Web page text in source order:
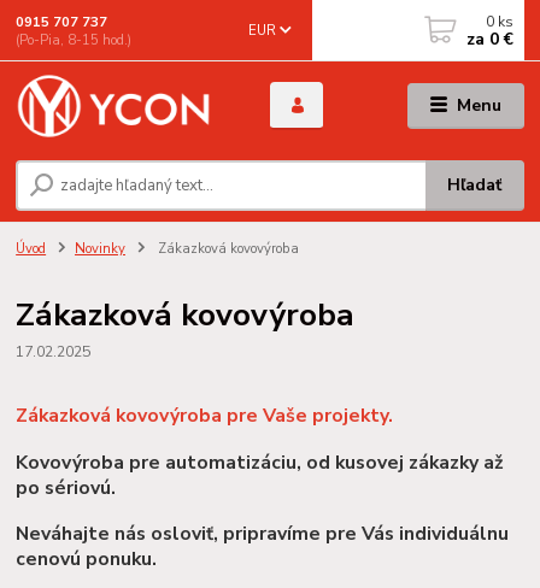
Menu
EUR
Hľadať
0915 707 737
(Po-Pia, 8-15 hod.)
0 ks
za 0 €
Úvod Novinky Zákazková kovovýroba
Zákazková kovovýroba
17.02.2025
Zákazková kovovýroba pre Vaše projekty.
Kovovýroba pre automatizáciu, od kusovej zákazky až
po sériovú.
Neváhajte nás osloviť, pripravíme pre Vás individuálnu
cenovú ponuku.